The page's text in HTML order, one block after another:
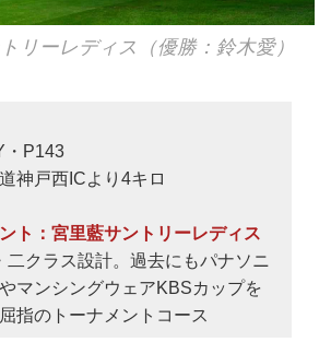
リーレディス（優勝：鈴木愛）
・P143
神戸西ICより4キロ
ト：宮里藍サントリーレディス
二クラス設計。過去にもパナソニ
マンシングウェアKBSカップを
指のトーナメントコース